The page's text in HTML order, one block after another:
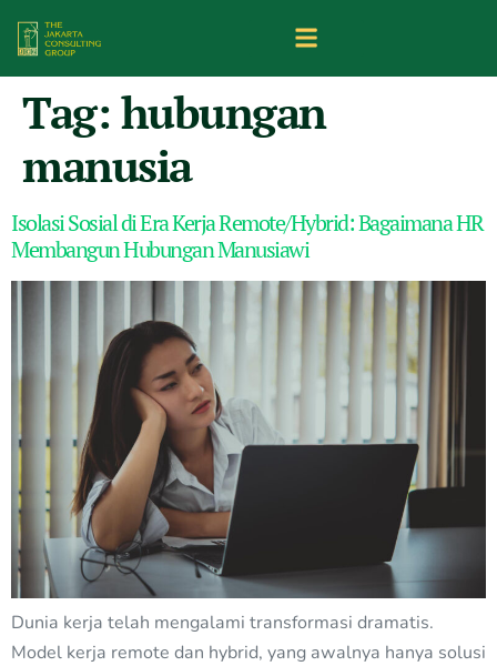
Tag: hubungan
manusia
Isolasi Sosial di Era Kerja Remote/Hybrid: Bagaimana HR
Membangun Hubungan Manusiawi
Dunia kerja telah mengalami transformasi dramatis.
Model kerja remote dan hybrid, yang awalnya hanya solusi